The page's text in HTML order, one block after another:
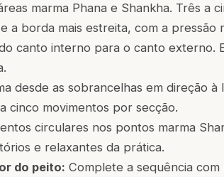
marma Phana e Shankha. Três a
a borda mais estreita, com a pressão
canto interno para o canto externo.
desde as sobrancelhas em direção
cinco movimentos por secção.
circulares nos pontos marma
e relaxantes da prática.
do peito: Complete a sequência